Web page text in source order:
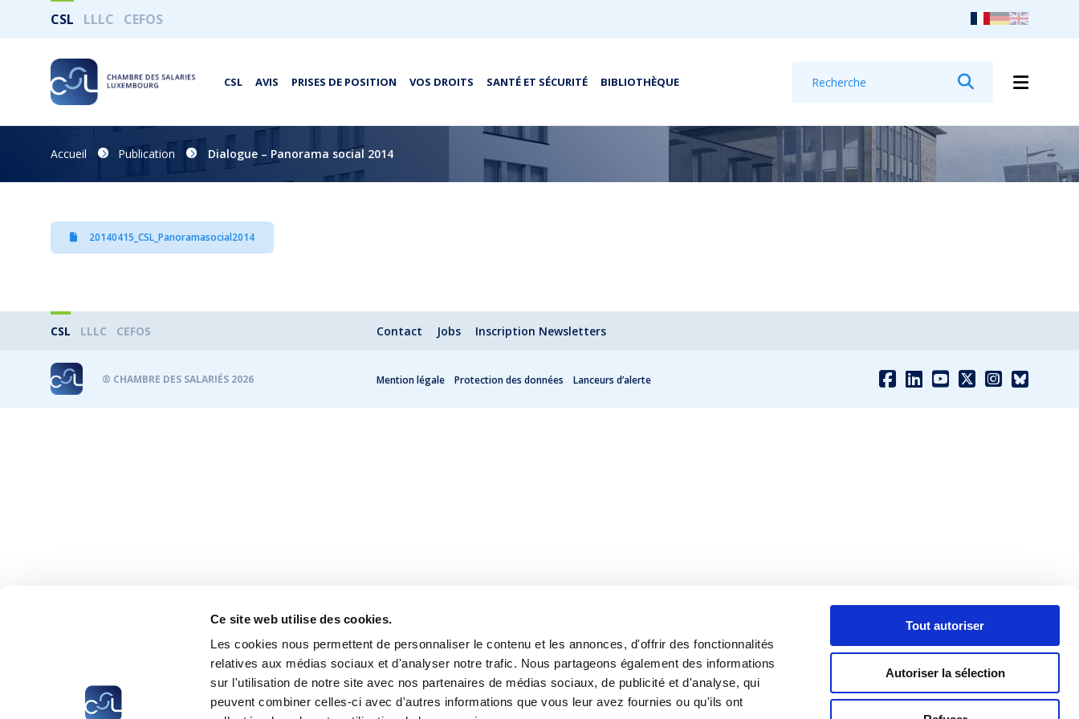
Ce site web utilise des cookies.
Les cookies nous permettent de personnaliser le contenu et les annonces, d'offrir des fonctionnalités
relatives aux médias sociaux et d'analyser notre trafic. Nous partageons également des informations
sur l'utilisation de notre site avec nos partenaires de médias sociaux, de publicité et d'analyse, qui
peuvent combiner celles-ci avec d'autres informations que vous leur avez fournies ou qu'ils ont
Tout autoriser
Autoriser la sélection
CSL LLLC CEFOS
CSL AVIS PRISES DE POSITION VOS DROITS SANTÉ ET SÉCURITÉ BIBLIOTHÈQUE
Accueil Publication Dialogue – Panorama social 2014
20140415_CSL_Panoramasocial2014
CSL LLLC CEFOS Contact Jobs Inscription Newsletters
® CHAMBRE DES SALARIÉS 2026 Mention légale Protection des données Lanceurs d’alerte